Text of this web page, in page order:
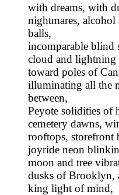
with dreams, with
nightmares, alcohol
balls,
incomparable blind
cloud and lightning
toward poles of
illuminating all the
between,
Peyote solidities of
cemetery dawns,
rooftops, storefront
joyride neon
moon and tree
dusks of Brooklyn,
king light of mind,